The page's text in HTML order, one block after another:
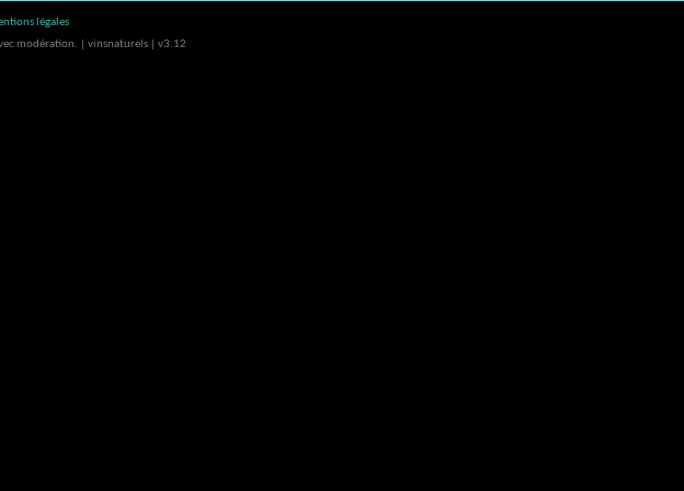
légales
modération. | vinsnaturels | v3.12